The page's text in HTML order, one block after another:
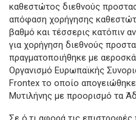
καθεστώτος διεθνούς
απόφαση χορήγησης
βαθμό και τέσσερις κατόπιν
για χορήγηση διεθνούς
πραγματοποιήθηκε με
Οργανισμό Ευρωπαϊκής
Frontex το οποίο
Μυτιλήνης με προορισμό τα